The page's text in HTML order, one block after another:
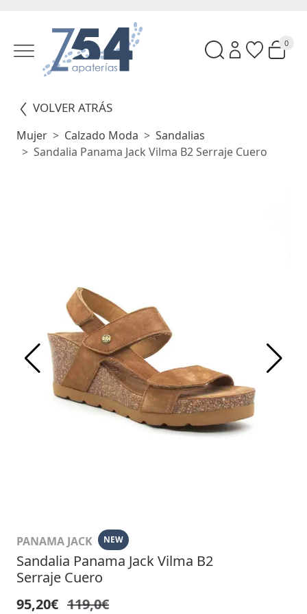
0
VOLVER ATRÁS
Mujer Calzado Moda
Sandalias
Sandalia Panama Jack Vilma B2 Serraje Cuero
PANAMA JACK NEW
Sandalia Panama Jack Vilma B2
Serraje Cuero
95,20€ 119,0€